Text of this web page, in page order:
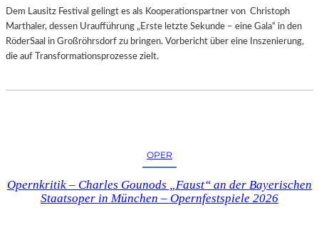
S
S
T
R
I
Dem Lausitz Festival gelingt es als Kooperationspartner von Christoph
Marthaler, dessen Uraufführung „Erste letzte Sekunde – eine Gala“ in den
RöderSaal in Großröhrsdorf zu bringen. Vorbericht über eine Inszenierung,
die auf Transformationsprozesse zielt.
OPER
Opernkritik – Charles Gounods „Faust“ an der Bayerischen
Staatsoper in München – Opernfestspiele 2026